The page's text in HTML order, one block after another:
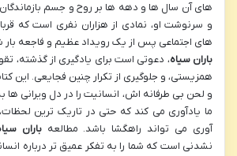
های آن سال ها و دهه ها بر روح و جسم
و سرنوشت او، نمادی از هزاران نفری است که
های اجتماعی پس از یک رویداد عظیم و فاجعه بار
باران سیاه، دعوتی است برای یادگیری از گذشته،
همزیستی، و جلوگیری از تکرار چنین فجایعی. این
و لحن بی طرفانه اش، انسانیت را در دل ویرانی
ما یادآوری می کند که حتی در تاریک ترین
آوری می تواند راهگشا باشد. مطالعهباران
نشدنی است که شما را به تفکر عمیق تر درباره